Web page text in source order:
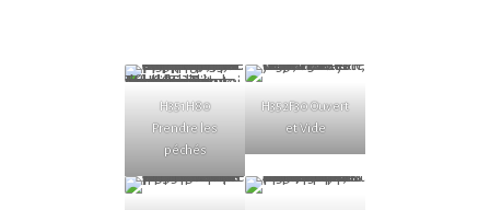
H351H80
Prendre les
péchés
H352F30 Ouvert
et Vide